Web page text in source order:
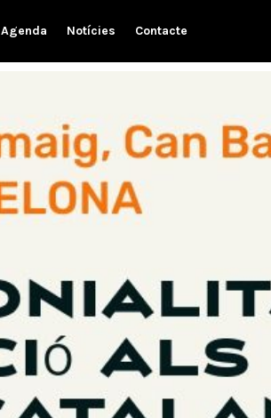
Agenda Notícies Contacte